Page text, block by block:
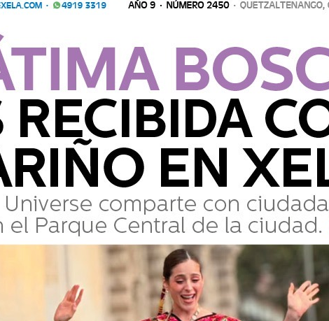
Lee el diario digital del lunes 17 de
agosto | #637
La Voz de Xela · Redacción
17 Agosto 2020 18:40